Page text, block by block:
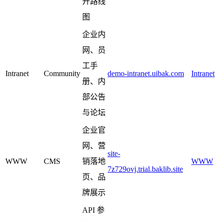
图
Intranet Community
企业内
网、员
工手
册、内
部公告
与论坛
demo-intranet.uibak.com Intranet
WWW CMS
企业官
网、营
销落地
页、品
牌展示
site-
7z729ovj.trial.baklib.site
WWW
API 参